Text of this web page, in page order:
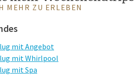
MEHR ZU ERLEBEN
mit Angebot
mit Whirlpool
mit Spa